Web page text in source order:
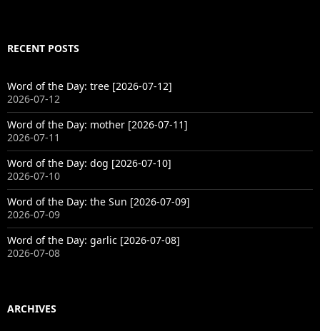
RECENT POSTS
Word of the Day: tree [2026-07-12]
2026-07-12
Word of the Day: mother [2026-07-11]
2026-07-11
Word of the Day: dog [2026-07-10]
2026-07-10
Word of the Day: the Sun [2026-07-09]
2026-07-09
Word of the Day: garlic [2026-07-08]
2026-07-08
ARCHIVES